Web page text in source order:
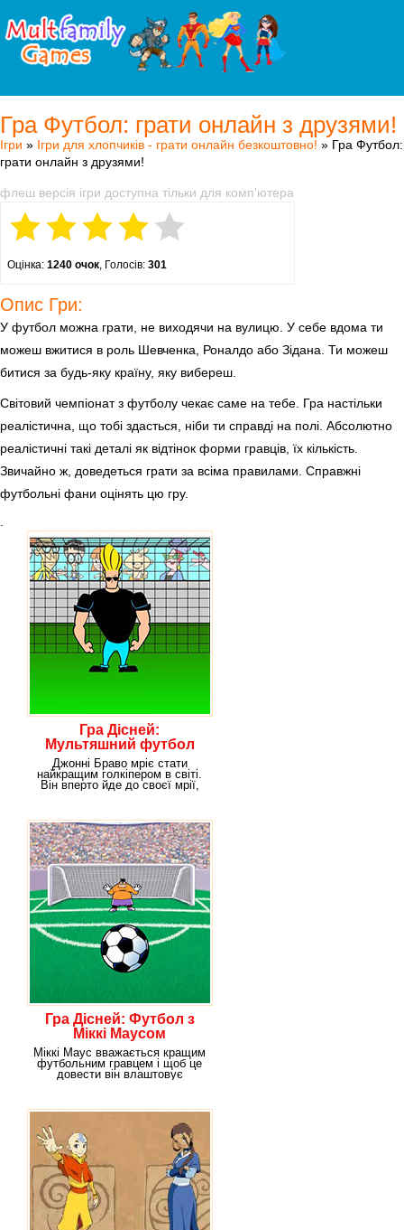
Гра Футбол: грати онлайн з друзями!
Ігри » Ігри для хлопчиків - грати онлайн безкоштовно! » Гра Футбол:
грати онлайн з друзями!
флеш версія ігри доступна тільки для комп'ютера
Оцінка: 1240 очок, Голосів: 301
Опис Гри:
У футбол можна грати, не виходячи на вулицю. У себе вдома ти
можеш вжитися в роль Шевченка, Роналдо або Зідана. Ти можеш
битися за будь-яку країну, яку вибереш.
Світовий чемпіонат з футболу чекає саме на тебе. Гра настільки
реалістична, що тобі здасться, ніби ти справді на полі. Абсолютно
реалістичні такі деталі як відтінок форми гравців, їх кількість.
Звичайно ж, доведеться грати за всіма правилами. Справжні
футбольні фани оцінять цю гру.
Гра Дісней:
Мультяшний футбол
Джонні Браво мріє стати
найкращим голкіпером в світі.
Він вперто йде до своєї мрії,
Гра Дісней: Футбол з
Міккі Маусом
Міккі Маус вважається кращим
футбольним гравцем і щоб це
довести він влаштовує